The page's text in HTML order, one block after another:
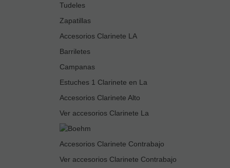
Tudeles
Zapatillas
Accesorios Clarinete LA
Barriletes
Campanas
Estuches 1 Clarinete en La
Accesorios Clarinete Alto
Ver accesorios Clarinete La
Accesorios Clarinete Contrabajo
Ver accesorios Clarinete Contrabajo